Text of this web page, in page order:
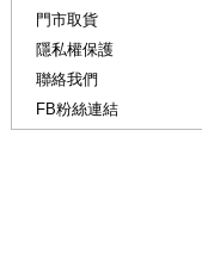
門市取貨
隱私權保護
聯絡我們
FB粉絲連結